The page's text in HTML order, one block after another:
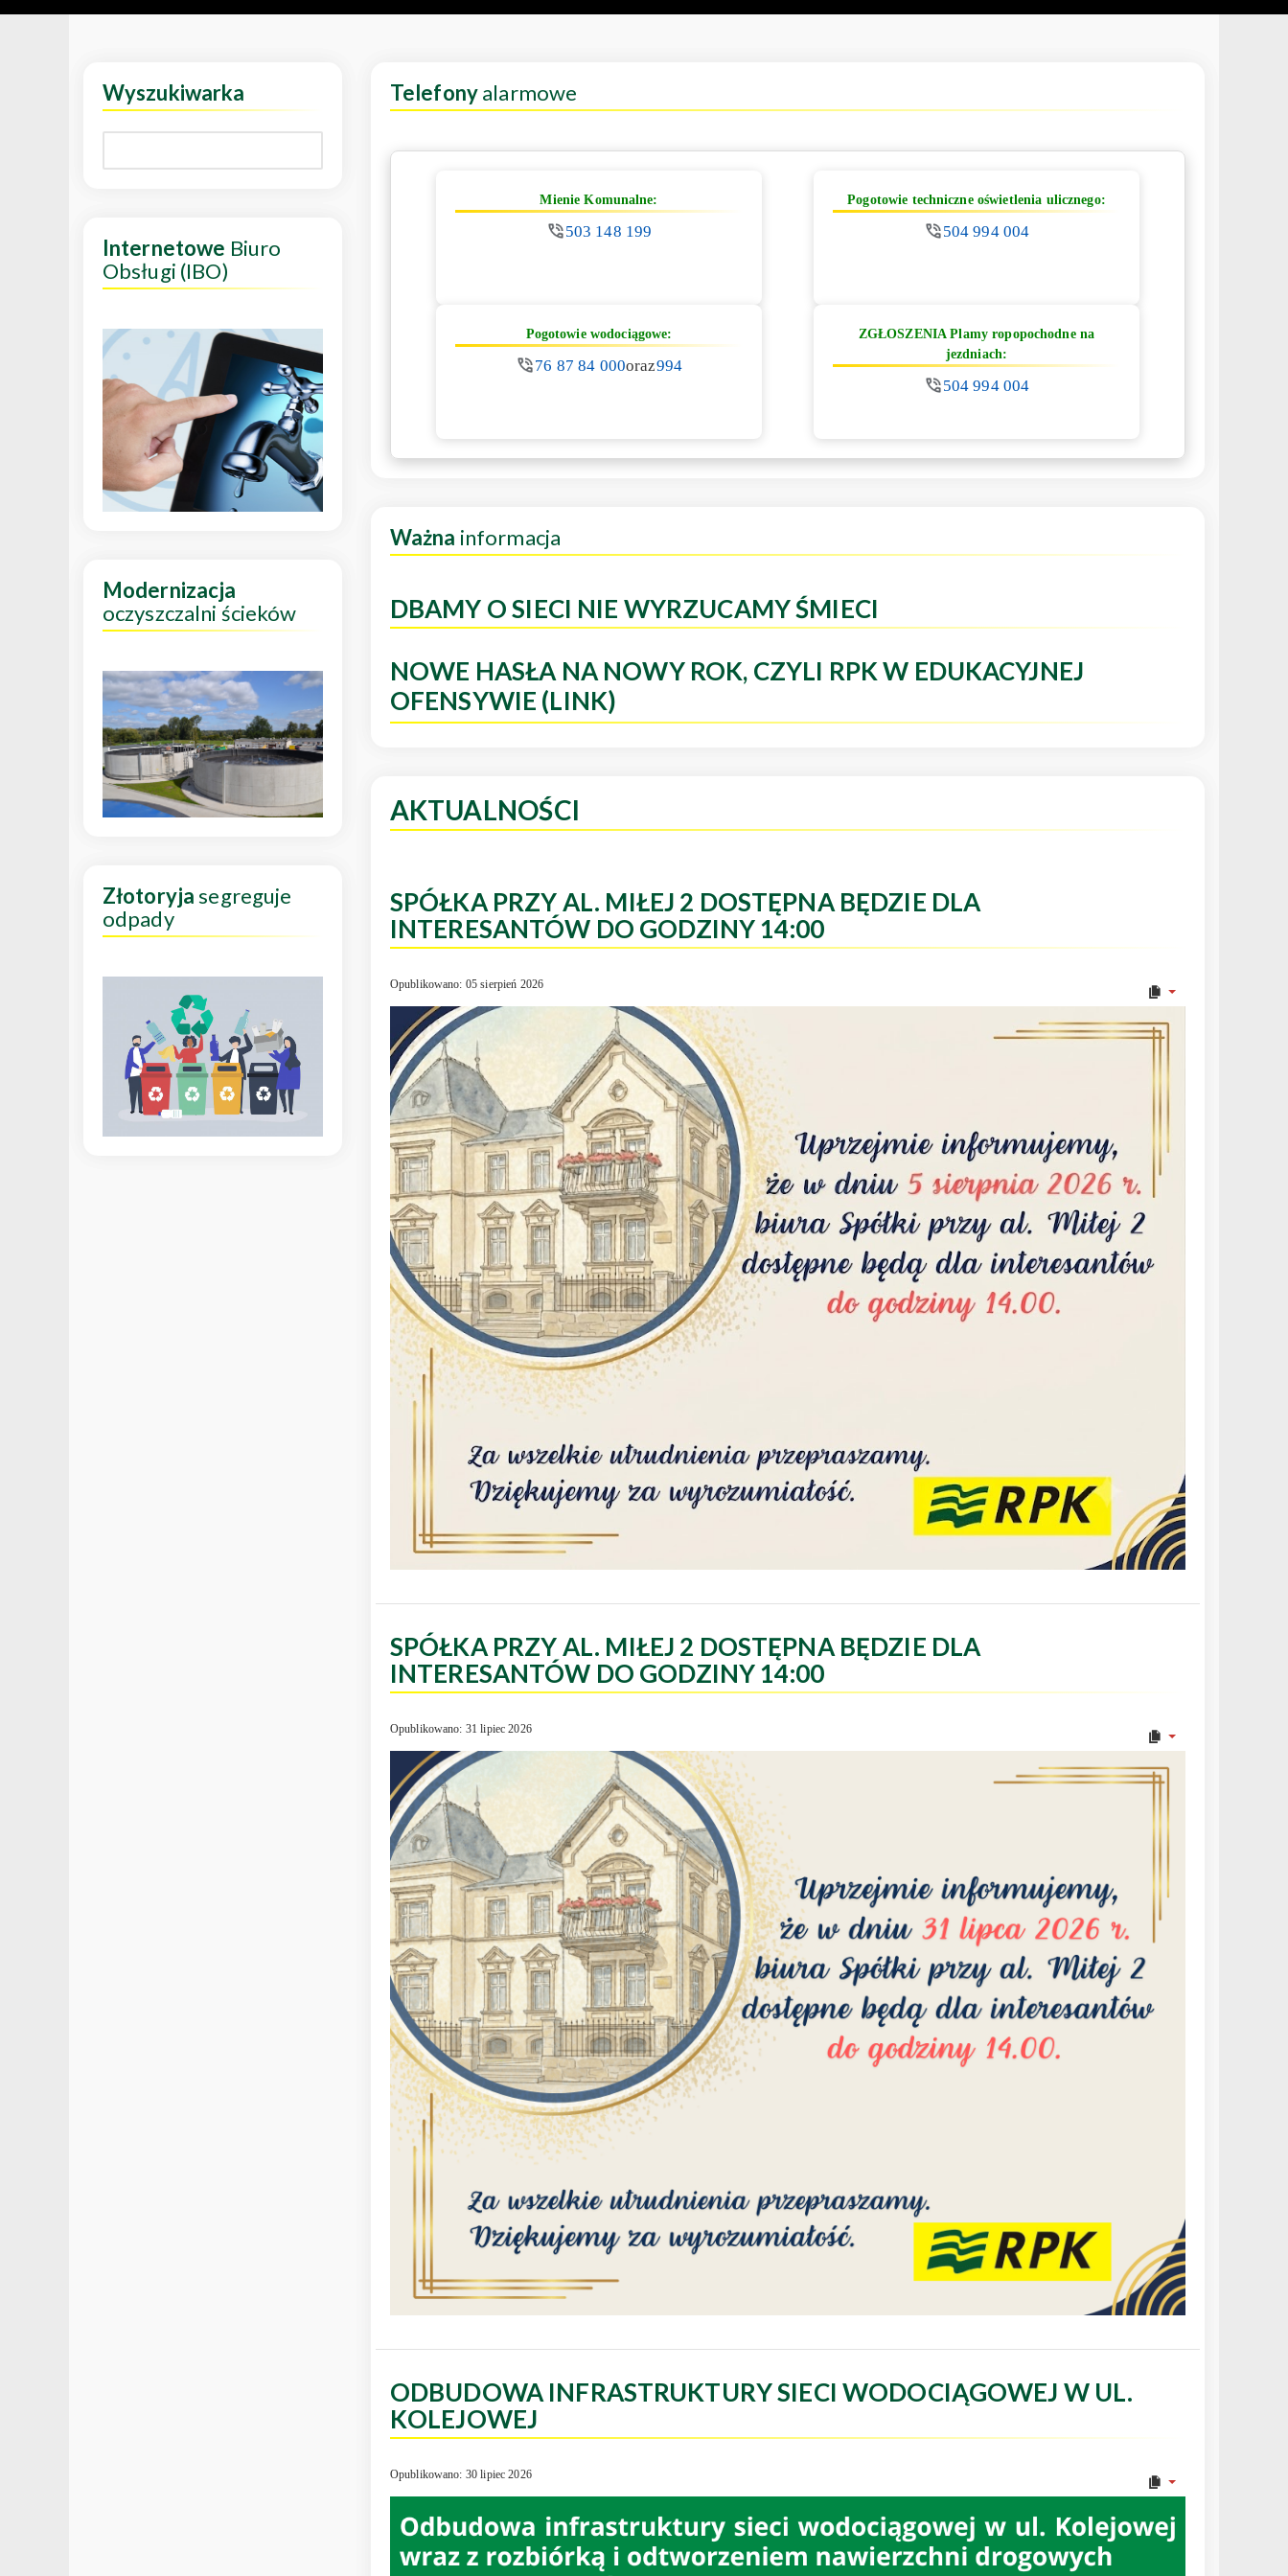
Telefonyalarmowe
Mienie Komunalne:
503 148 199
Pogotowie techniczne oświetlenia ulicznego:
504 994 004
Pogotowie wodociągowe:
76 87 84 000oraz994
ZGŁOSZENIA Plamy ropopochodne na
jezdniach:
504 994 004
Ważna informacja
DBAMY O SIECI NIE WYRZUCAMY ŚMIECI
NOWE HASŁA NA NOWY ROK, CZYLI RPK W EDUKACYJNEJ
OFENSYWIE (LINK)
AKTUALNOŚCI
SPÓŁKA PRZY AL. MIŁEJ 2 DOSTĘPNA BĘDZIE DLA
INTERESANTÓW DO GODZINY 14:00
Opublikowano: 05 sierpień 2026
SPÓŁKA PRZY AL. MIŁEJ 2 DOSTĘPNA BĘDZIE DLA
INTERESANTÓW DO GODZINY 14:00
Opublikowano: 31 lipiec 2026
ODBUDOWA INFRASTRUKTURY SIECI WODOCIĄGOWEJ W UL.
KOLEJOWEJ
Opublikowano: 30 lipiec 2026
Wyszukiwarka
Internetowe Biuro
Obsługi (IBO)
Modernizacja
oczyszczalni ścieków
Złotoryjasegreguje
odpady